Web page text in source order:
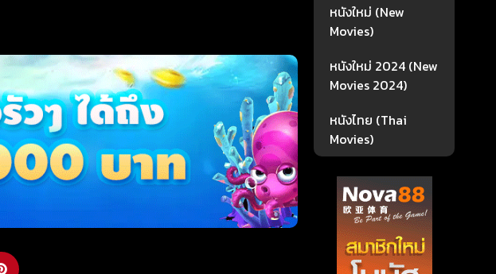
หนังใหม่ (New
Movies)
หนังใหม่ 2024 (New
Movies 2024)
หนังไทย (Thai
Movies)